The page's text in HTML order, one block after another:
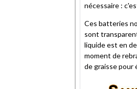
nécessaire :
Ces batteries
sont
liquide est en
moment de
de graisse pour